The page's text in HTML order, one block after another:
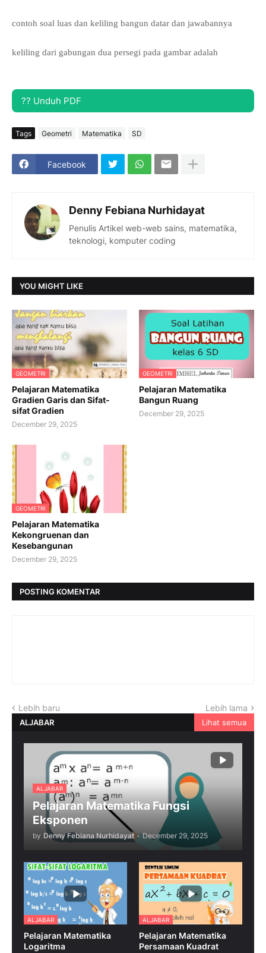
contoh soal luas dan keliling bangun datar dan jawabannya
keliling dari gabungan dua persegi pada gambar adalah
?? Unduh PDF
Tags Geometri Matematika SD
Facebook
Denny Febiana Nurhidayat
Penulis Artikel web-web sains, matematika,
teknologi, komputer coding
YOU MIGHT LIKE
GEOMETRI
Pelajaran Matematika
Gradien Garis dan Sifat-
sifat Gradien
December 29, 2025
GEOMETRI
Pelajaran Matematika
Bangun Ruang
December 29, 2025
GEOMETRI
Pelajaran Matematika
Kekongruenan dan
Kesebangunan
December 29, 2025
POSTING KOMENTAR
Lebih baru Lebih lama
ALJABAR Lihat semua
ALJABAR
Pelajaran Matematika Fungsi
Eksponen
by Denny Febiana Nurhidayat - December 29, 2025
ALJABAR
Pelajaran Matematika
Logaritma
ALJABAR
Pelajaran Matematika
Persamaan Kuadrat